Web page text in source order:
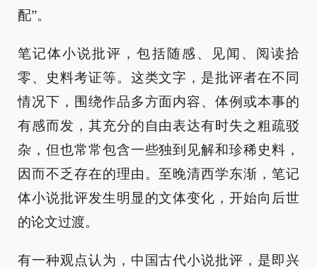
配”。
笔记体小说批评，包括随感、见闻、阅读拾
零、史料考证等。这类文字，是批评者在不同
情况下，围绕作品多方面内容、体例或本事的
有感而发，其充分的自由表达有时失之粗疏驳
杂，但也常常包含一些独到见解和珍稀史料，
因而不乏存在的理由。至晚清西学东渐，笔记
体小说批评发生明显的文体变化，开始向后世
的论文过渡。
有一种观点认为，中国古代小说批评，是即兴